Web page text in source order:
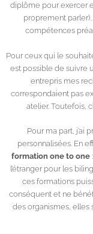
diplôme pour exercer
proprement
compétences
Pour ceux qui le
est possible de suivre
entrepris mes
correspondaient pas
atelier. Toutefois,
Pour ma part, j’ai
personnalisées. En
formation one to one
l’étranger pour les
ces formations
conséquent et ne
des organismes, elles